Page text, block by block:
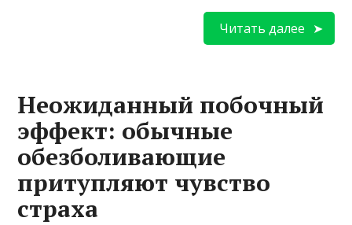
Читать далее
Неожиданный побочный
эффект: обычные
обезболивающие
притупляют чувство
страха